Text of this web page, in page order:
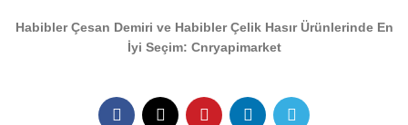
Habibler Çesan Demiri ve Habibler Çelik Hasır Ürünlerinde En
İyi Seçim: Cnryapimarket